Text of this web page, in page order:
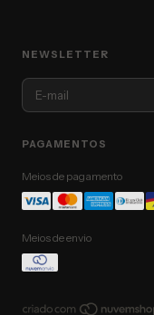
NEWSLETTER
PAGAMENTOS
Meios de pagamento
Meios de envio